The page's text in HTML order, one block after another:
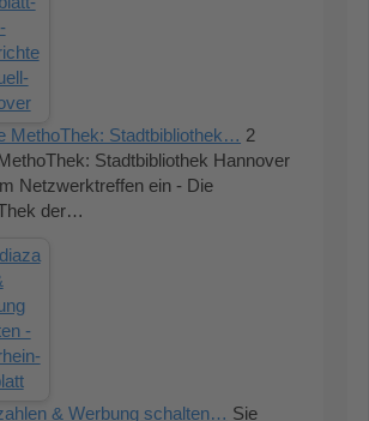
MethoThek: Stadtbibliothek… 2
Stadtbibliothek Hannover
Netzwerktreffen ein - Die
der…
& Werbung schalten… Sie